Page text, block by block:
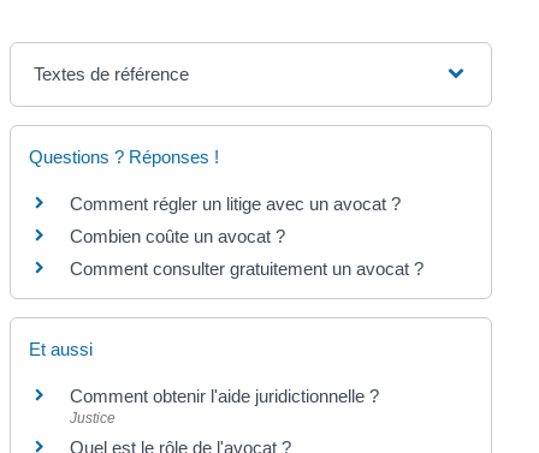
Textes de référence
Questions ? Réponses !
Comment régler un litige avec un avocat ?
Combien coûte un avocat ?
Comment consulter gratuitement un avocat ?
Et aussi
Comment obtenir l'aide juridictionnelle ?
Justice
Quel est le rôle de l'avocat ?